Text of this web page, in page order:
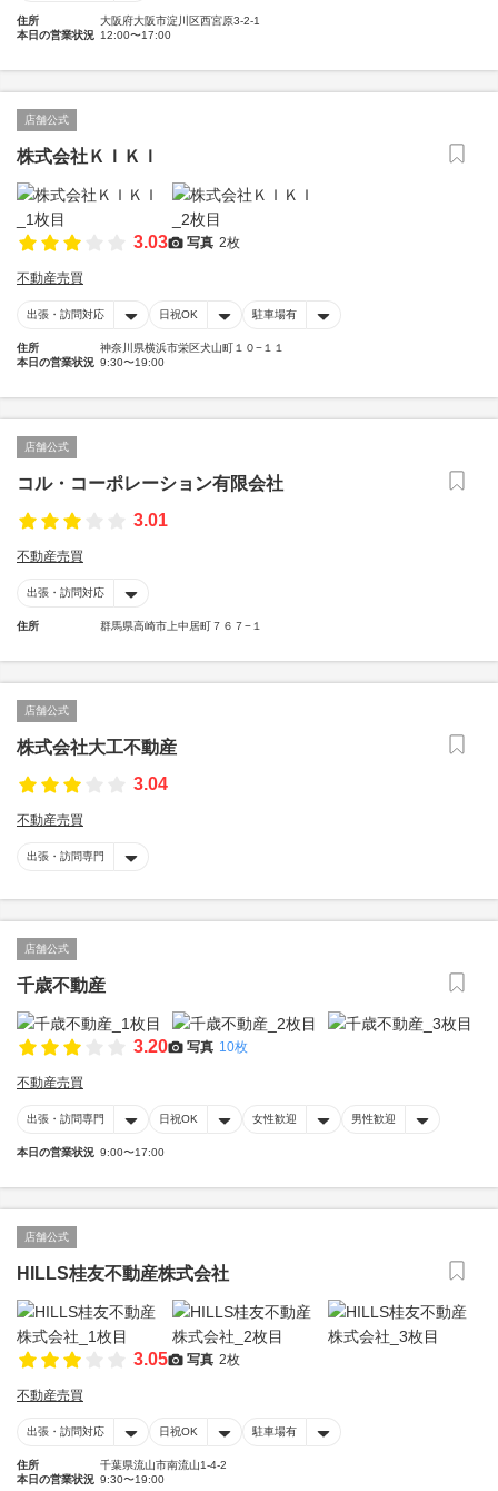
住所
大阪府大阪市淀川区西宮原3-2-1
本日の営業状況 12:00〜17:00
店舗公式
株式会社ＫＩＫＩ
3.03 写真 2枚
不動産売買
出張・訪問対応 日祝OK 駐車場有
住所
神奈川県横浜市栄区犬山町１０−１１
本日の営業状況 9:30〜19:00
店舗公式
コル・コーポレーション有限会社
3.01
不動産売買
出張・訪問対応
住所 群馬県高崎市上中居町７６７−１
店舗公式
株式会社大工不動産
3.04
不動産売買
出張・訪問専門
店舗公式
千歳不動産
3.20 写真 10枚
不動産売買
出張・訪問専門 日祝OK 女性歓迎 男性歓迎
本日の営業状況 9:00〜17:00
店舗公式
HILLS桂友不動産株式会社
3.05 写真 2枚
不動産売買
出張・訪問対応 日祝OK 駐車場有
住所
千葉県流山市南流山1-4-2
本日の営業状況 9:30〜19:00